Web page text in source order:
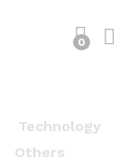
0
Technology
Others